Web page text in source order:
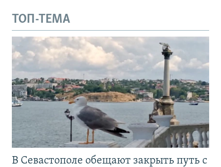
ТОП-ТЕМА
В Севастополе обещают закрыть путь с